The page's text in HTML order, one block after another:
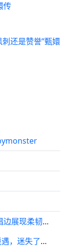
传
还是赞誉”甄嬛
杨坤与陈冰的末班车合作舞台 陈冰边歌唱边展现柔韧身姿
保剑锋谈论再度走红：别因瞬息万变的境遇，迷失了自己最初的追求